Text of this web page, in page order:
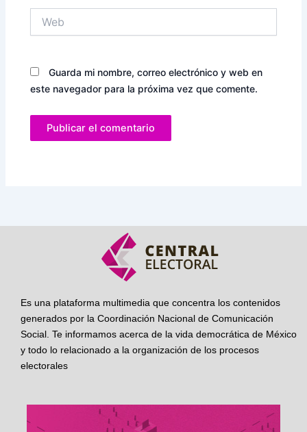
Guarda mi nombre, correo electrónico y web en
este navegador para la próxima vez que comente.
Es una plataforma multimedia que concentra los contenidos
generados por la Coordinación Nacional de Comunicación
Social. Te informamos acerca de la vida democrática de México
y todo lo relacionado a la organización de los procesos
electorales